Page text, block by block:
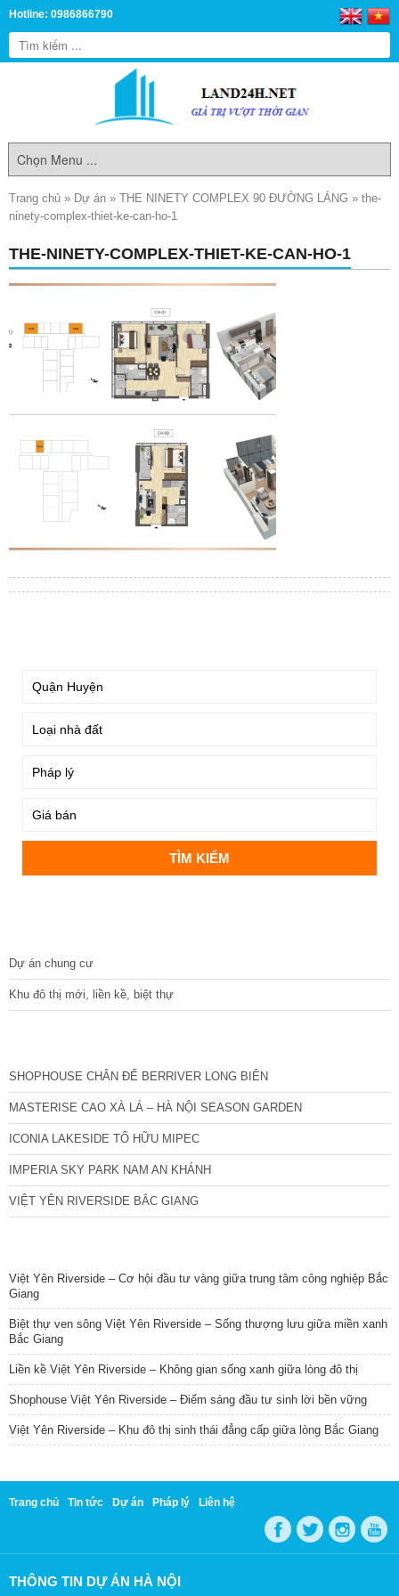
Hotline: 0986866790
Trang chủ » Dự án » THE NINETY COMPLEX 90 ĐƯỜNG LÁNG » the-
ninety-complex-thiet-ke-can-ho-1
THE-NINETY-COMPLEX-THIET-KE-CAN-HO-1
Dự án chung cư
Khu đô thị mới, liền kề, biệt thự
SHOPHOUSE CHÂN ĐẾ BERRIVER LONG BIÊN
MASTERISE CAO XÀ LÁ – HÀ NỘI SEASON GARDEN
ICONIA LAKESIDE TỐ HỮU MIPEC
IMPERIA SKY PARK NAM AN KHÁNH
VIỆT YÊN RIVERSIDE BẮC GIANG
Việt Yên Riverside – Cơ hội đầu tư vàng giữa trung tâm công nghiệp Bắc
Giang
Biệt thự ven sông Việt Yên Riverside – Sống thượng lưu giữa miền xanh
Bắc Giang
Liền kề Việt Yên Riverside – Không gian sống xanh giữa lòng đô thị
Shophouse Việt Yên Riverside – Điểm sáng đầu tư sinh lời bền vững
Việt Yên Riverside – Khu đô thị sinh thái đẳng cấp giữa lòng Bắc Giang
Trang chủ Tin tức Dự án Pháp lý Liên hệ
THÔNG TIN DỰ ÁN HÀ NỘI